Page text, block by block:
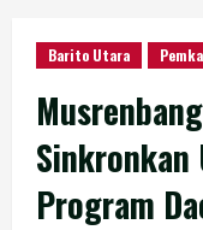
Barito Utara
Sinkronkan
Program